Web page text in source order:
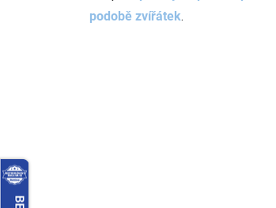
podobě zvířátek.